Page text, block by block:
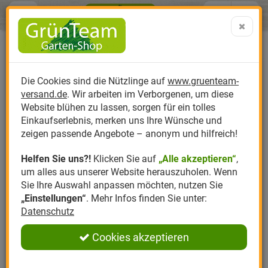
Produktkatalog
Anzucht
Dünger
Erde
Kompost
Pflanzenstärkung
Nützlinge Nützlinge gegen
Nützlingsarten
Nützlingsförderung
Nützlingszubehör
Hersteller
Biplantol
Felco
Gloria
Greenfield
Romberg
Themenwelt
Gemüsegarten
Rasen
Rosen
Ziergarten
Kräutergarten
Ratgeber
Aktuelle Themen
Schädlinge aktuell
Angebote
Sparsets / Set-
Angebote
0 ARTIKEL IM WARENKORB
Ergebnisse () Fertig
Menü Search
Die Cookies sind die Nützlinge auf www.gruenteam-
versand.de. Wir arbeiten im Verborgenen, um diese
Website blühen zu lassen, sorgen für ein tolles
Einkaufserlebnis, merken uns Ihre Wünsche und
zeigen passende Angebote – anonym und hilfreich!
Helfen Sie uns?! Klicken Sie auf „Alle akzeptieren“,
um alles aus unserer Website herauszuholen. Wenn
Sie Ihre Auswahl anpassen möchten, nutzen Sie
„Einstellungen“. Mehr Infos finden Sie unter:
Datenschutz
Cookies akzeptieren